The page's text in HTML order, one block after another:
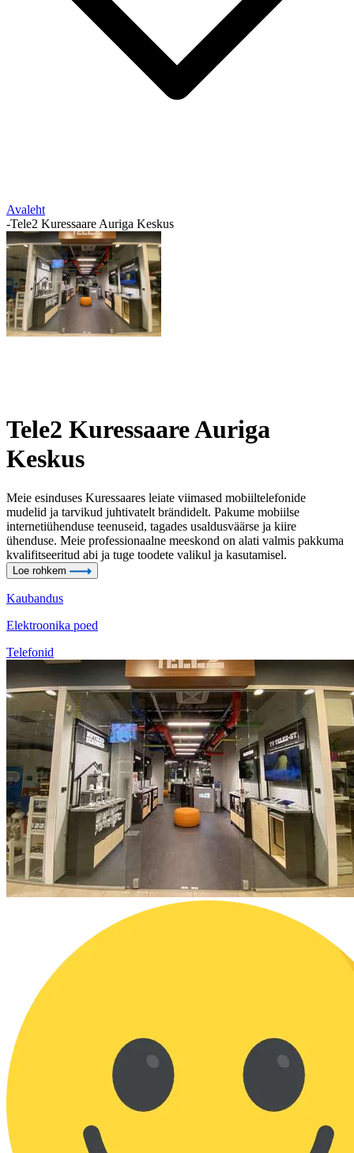
Avaleht
-Tele2 Kuressaare Auriga Keskus
Tele2 Kuressaare Auriga
Keskus
Meie esinduses Kuressaares leiate viimased mobiiltelefonide
mudelid ja tarvikud juhtivatelt brändidelt. Pakume mobiilse
internetiühenduse teenuseid, tagades usaldusväärse ja kiire
ühenduse. Meie professionaalne meeskond on alati valmis pakkuma
kvalifitseeritud abi ja tuge toodete valikul ja kasutamisel.
Loe rohkem
Kaubandus
Elektroonika poed
Telefonid